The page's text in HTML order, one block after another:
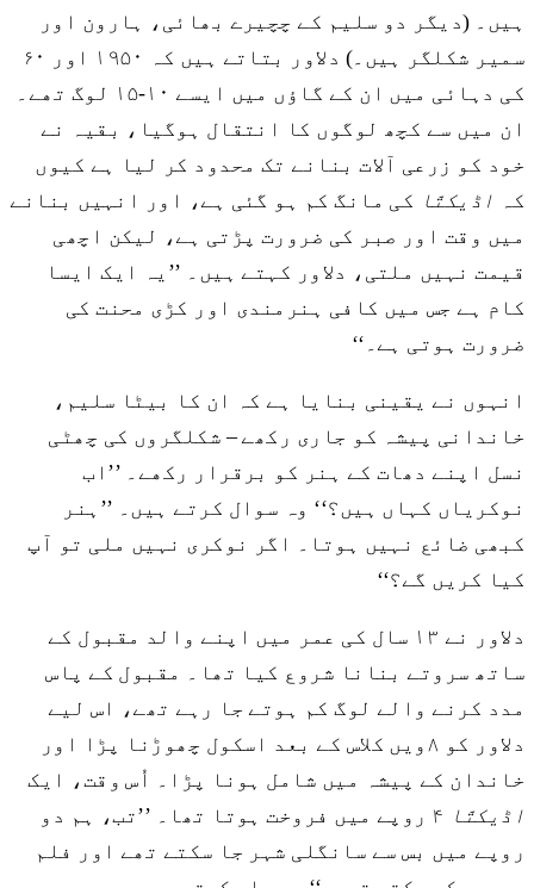
ہیں۔ (دیگر دو سلیم کے چچیرے بھائی، ہارون اور
سمیر شکلگر ہیں۔) دلاور بتاتے ہیں کہ ۱۹۵۰ اور ۶۰
کی دہائی میں ان کے گاؤں میں ایسے ۱۰-۱۵ لوگ تھے۔
ان میں سے کچھ لوگوں کا انتقال ہوگیا، بقیہ نے
خود کو زرعی آلات بنانے تک محدود کر لیا ہے کیوں
کہ اڈیکتّا کی مانگ کم ہو گئی ہے، اور انہیں بنانے
میں وقت اور صبر کی ضرورت پڑتی ہے، لیکن اچھی
قیمت نہیں ملتی، دلاور کہتے ہیں۔ ’’یہ ایک ایسا
کام ہے جس میں کافی ہنرمندی اور کڑی محنت کی
ضرورت ہوتی ہے۔‘‘
انہوں نے یقینی بنایا ہے کہ ان کا بیٹا سلیم،
خاندانی پیشہ کو جاری رکھے – شکلگروں کی چھٹی
نسل اپنے دھات کے ہنر کو برقرار رکھے۔ ’’اب
نوکریاں کہاں ہیں؟‘‘ وہ سوال کرتے ہیں۔ ’’ہنر
کبھی ضائع نہیں ہوتا۔ اگر نوکری نہیں ملی تو آپ
کیا کریں گے؟‘‘
دلاور نے ۱۳ سال کی عمر میں اپنے والد مقبول کے
ساتھ سروتے بنانا شروع کیا تھا۔ مقبول کے پاس
مدد کرنے والے لوگ کم ہوتے جا رہے تھے، اس لیے
دلاور کو ۸ویں کلاس کے بعد اسکول چھوڑنا پڑا اور
خاندان کے پیشہ میں شامل ہونا پڑا۔ اُس وقت، ایک
اڈیکتّا
۴ روپے میں فروخت ہوتا تھا۔ ’’تب، ہم دو
روپے میں بس سے سانگلی شہر جا سکتے تھے اور فلم